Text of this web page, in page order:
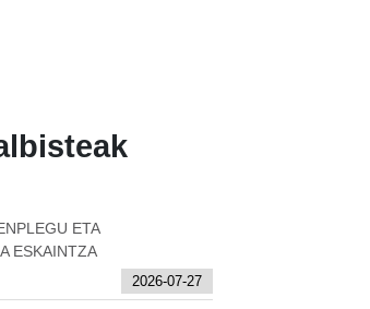
ETA
ESKAINTZA
2026-07-27